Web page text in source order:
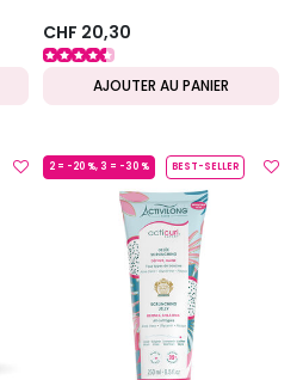
CHF 20,30
AJOUTER AU PANIER
2 = -20 %, 3 = -30 % BEST-SELLER